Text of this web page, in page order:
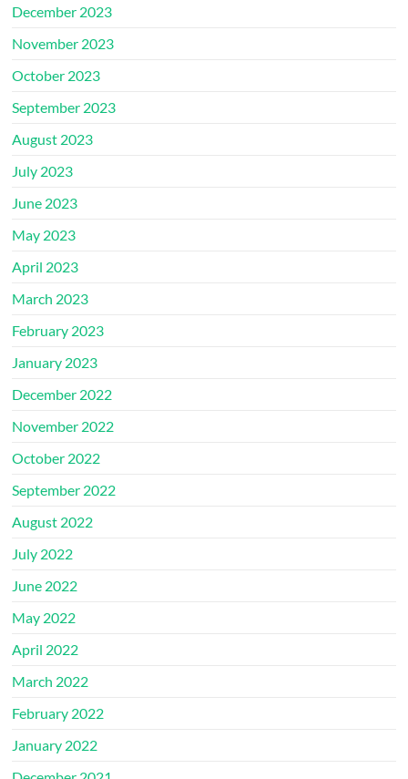
December 2023
November 2023
October 2023
September 2023
August 2023
July 2023
June 2023
May 2023
April 2023
March 2023
February 2023
January 2023
December 2022
November 2022
October 2022
September 2022
August 2022
July 2022
June 2022
May 2022
April 2022
March 2022
February 2022
January 2022